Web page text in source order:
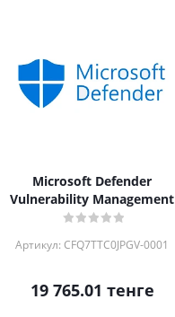
Microsoft Defender
Vulnerability Management
Артикул: CFQ7TTC0JPGV-0001
19 765.01 тенге